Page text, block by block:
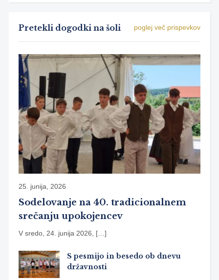
poglej več prispevkov
Pretekli dogodki na šoli
25. junija, 2026
Sodelovanje na 40. tradicionalnem
srečanju upokojencev
V sredo, 24. junija 2026, […]
S pesmijo in besedo ob dnevu
državnosti